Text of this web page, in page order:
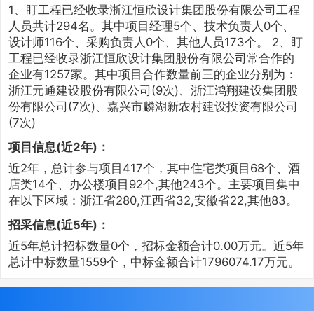
1、盯工程已经收录浙江恒欣设计集团股份有限公司工程
人员共计294名。其中项目经理5个、技术负责人0个、
设计师116个、采购负责人0个、其他人员173个。 2、盯
工程已经收录浙江恒欣设计集团股份有限公司常合作的
企业有1257家。其中项目合作数量前三的企业分别为：
浙江元通建设股份有限公司(9次)、浙江鸿翔建设集团股
份有限公司(7次)、嘉兴市麟湖新农村建设投资有限公司
(7次)
项目信息(近2年)：
近2年，总计参与项目417个，其中住宅类项目68个、酒
店类14个、办公楼项目92个,其他243个。主要项目集中
在以下区域：浙江省280,江西省32,安徽省22,其他83。
招采信息(近5年)：
近5年总计招标数量0个，招标金额合计0.00万元。近5年
总计中标数量1559个，中标金额合计1796074.17万元。